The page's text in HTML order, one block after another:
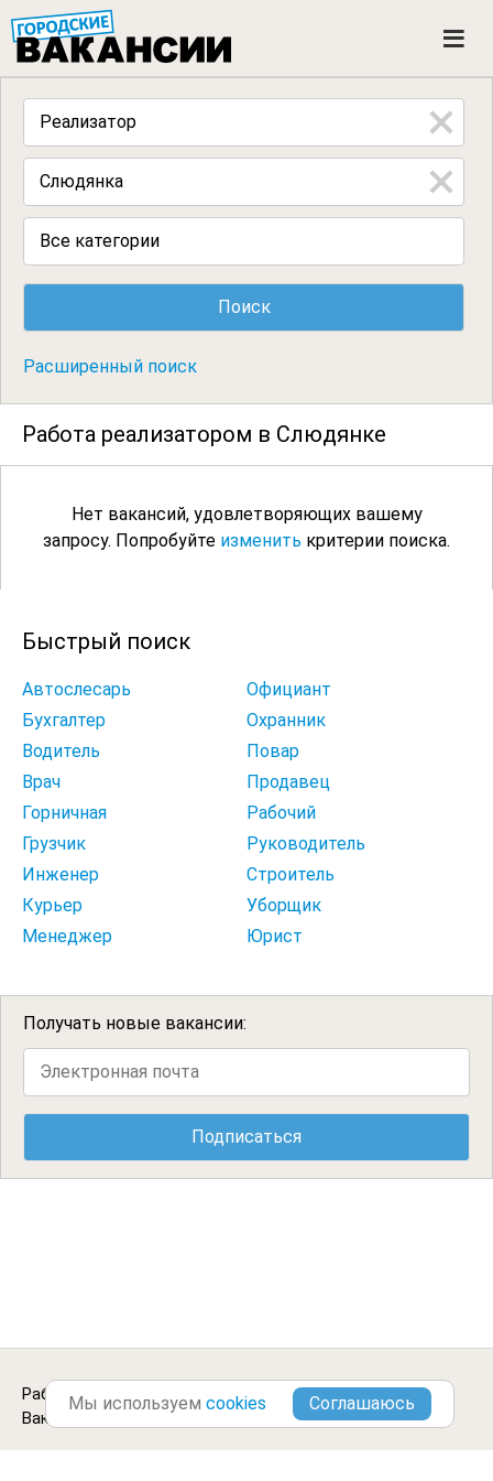
n
Все категории
Расширенный поиск
Работа реализатором в Слюдянке
Нет вакансий, удовлетворяющих вашему
запросу. Попробуйте изменить критерии поиска.
Быстрый поиск
Автослесарь
Официант
Бухгалтер
Охранник
Водитель
Повар
Врач
Продавец
Горничная
Рабочий
Грузчик
Руководитель
Инженер
Строитель
Курьер
Уборщик
Менеджер
Юрист
Получать новые вакансии:
Работа реализатором в Слюдянке . Городские
Вакансии ©2013-2026
Мы используем cookies